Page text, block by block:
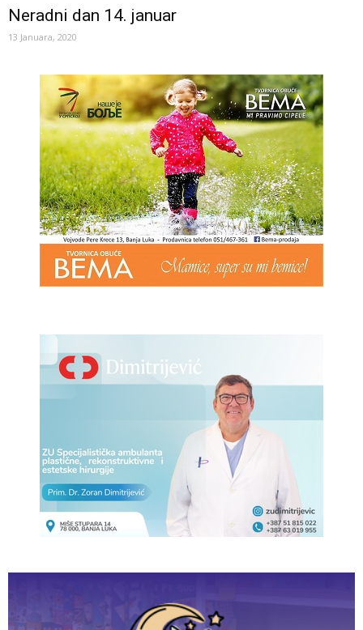
Neradni dan 14. januar
13 Januara, 2020